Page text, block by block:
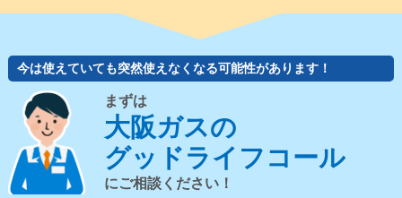
今は使えていても突然使えなくなる可能性があります！
まずは
大阪ガスの
グッドライフコール
にご相談ください！